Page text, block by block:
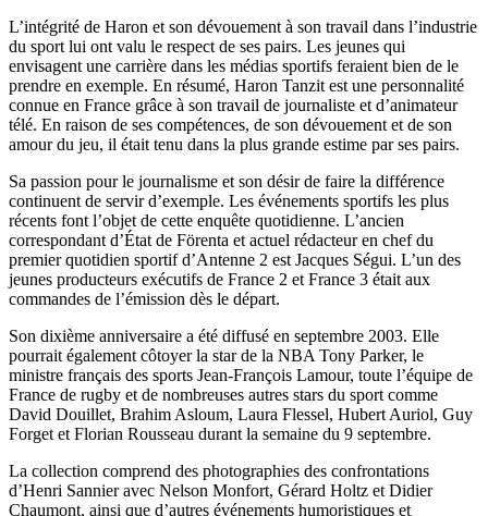
L’intégrité de Haron et son dévouement à son travail dans l’industrie
du sport lui ont valu le respect de ses pairs. Les jeunes qui
envisagent une carrière dans les médias sportifs feraient bien de le
prendre en exemple. En résumé, Haron Tanzit est une personnalité
connue en France grâce à son travail de journaliste et d’animateur
télé. En raison de ses compétences, de son dévouement et de son
amour du jeu, il était tenu dans la plus grande estime par ses pairs.
Sa passion pour le journalisme et son désir de faire la différence
continuent de servir d’exemple. Les événements sportifs les plus
récents font l’objet de cette enquête quotidienne. L’ancien
correspondant d’État de Förenta et actuel rédacteur en chef du
premier quotidien sportif d’Antenne 2 est Jacques Ségui. L’un des
jeunes producteurs exécutifs de France 2 et France 3 était aux
commandes de l’émission dès le départ.
Son dixième anniversaire a été diffusé en septembre 2003. Elle
pourrait également côtoyer la star de la NBA Tony Parker, le
ministre français des sports Jean-François Lamour, toute l’équipe de
France de rugby et de nombreuses autres stars du sport comme
David Douillet, Brahim Asloum, Laura Flessel, Hubert Auriol, Guy
Forget et Florian Rousseau durant la semaine du 9 septembre.
La collection comprend des photographies des confrontations
d’Henri Sannier avec Nelson Monfort, Gérard Holtz et Didier
Chaumont, ainsi que d’autres événements humoristiques et